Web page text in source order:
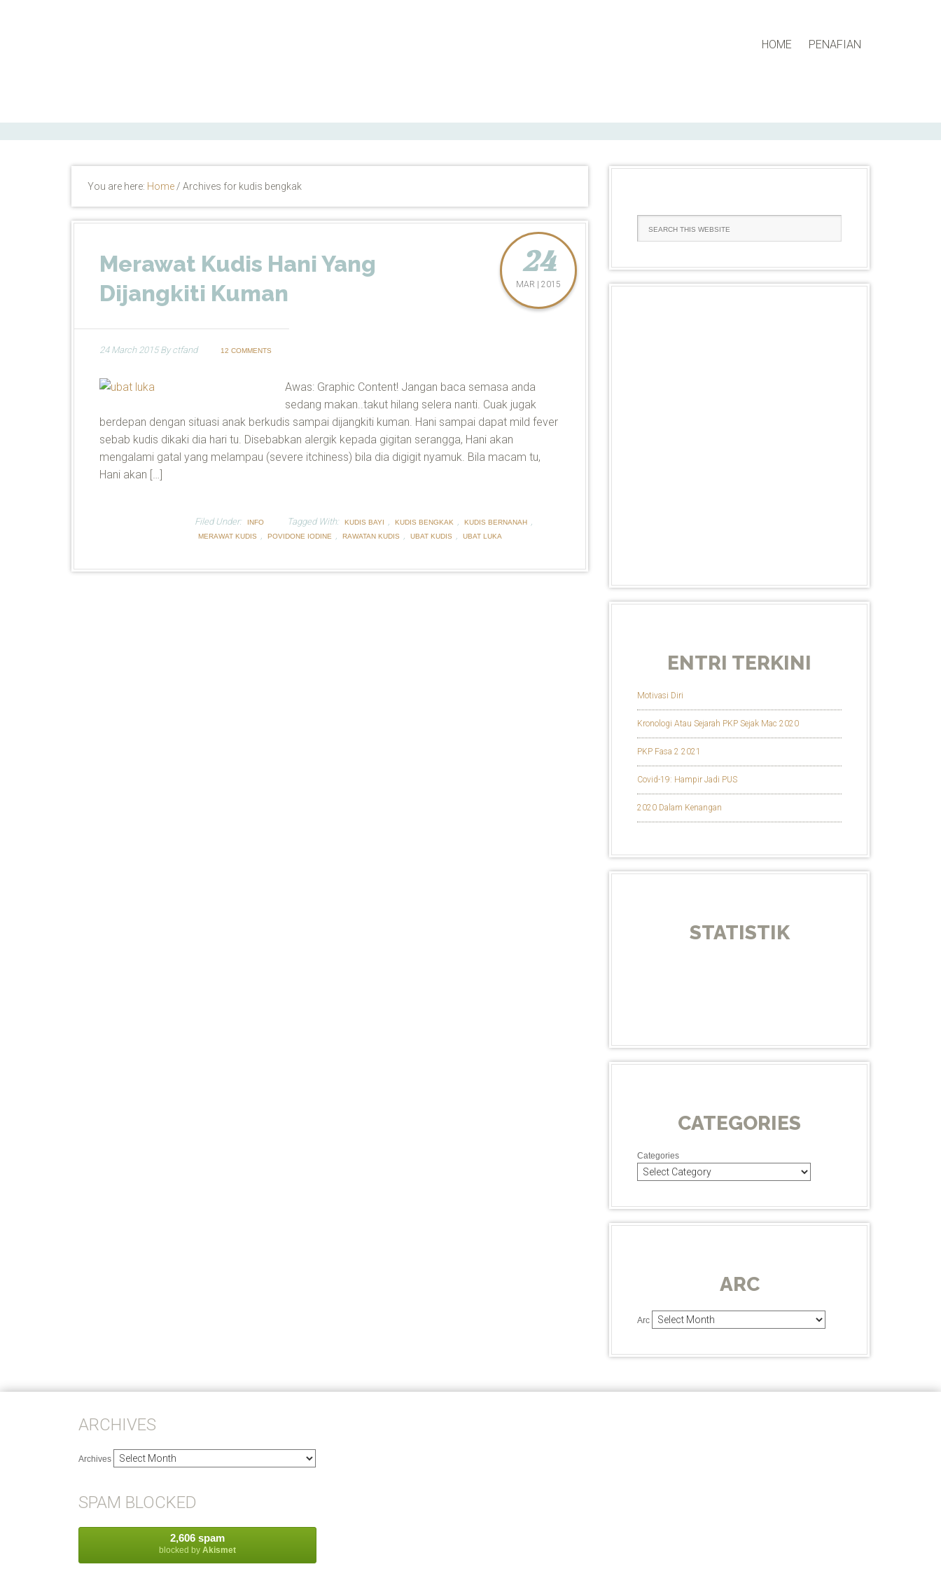
HOME PENAFIAN
You are here: Home / Archives for kudis bengkak
Merawat Kudis Hani Yang
Dijangkiti Kuman
24
MAR | 2015
24 March 2015Byctfand 12 COMMENTS
Awas: Graphic Content! Jangan baca semasa anda
sedang makan..takut hilang selera nanti. Cuak jugak
berdepan dengan situasi anak berkudis sampai dijangkiti kuman. Hani sampai dapat mild fever
sebab kudis dikaki dia hari tu. Disebabkan alergik kepada gigitan serangga, Hani akan
mengalami gatal yang melampau (severe itchiness) bila dia digigit nyamuk. Bila macam tu,
Hani akan […]
Filed Under: INFO Tagged With: KUDIS BAYI , KUDIS BENGKAK , KUDIS BERNANAH ,
MERAWAT KUDIS , POVIDONE IODINE , RAWATAN KUDIS , UBAT KUDIS , UBAT LUKA
ENTRI TERKINI
Motivasi Diri
Kronologi Atau Sejarah PKP Sejak Mac 2020
PKP Fasa 2 2021
Covid-19: Hampir Jadi PUS
2020 Dalam Kenangan
STATISTIK
CATEGORIES
Categories
ARC
Arc
ARCHIVES
Archives
SPAM BLOCKED
2,606 spam
blocked by Akismet